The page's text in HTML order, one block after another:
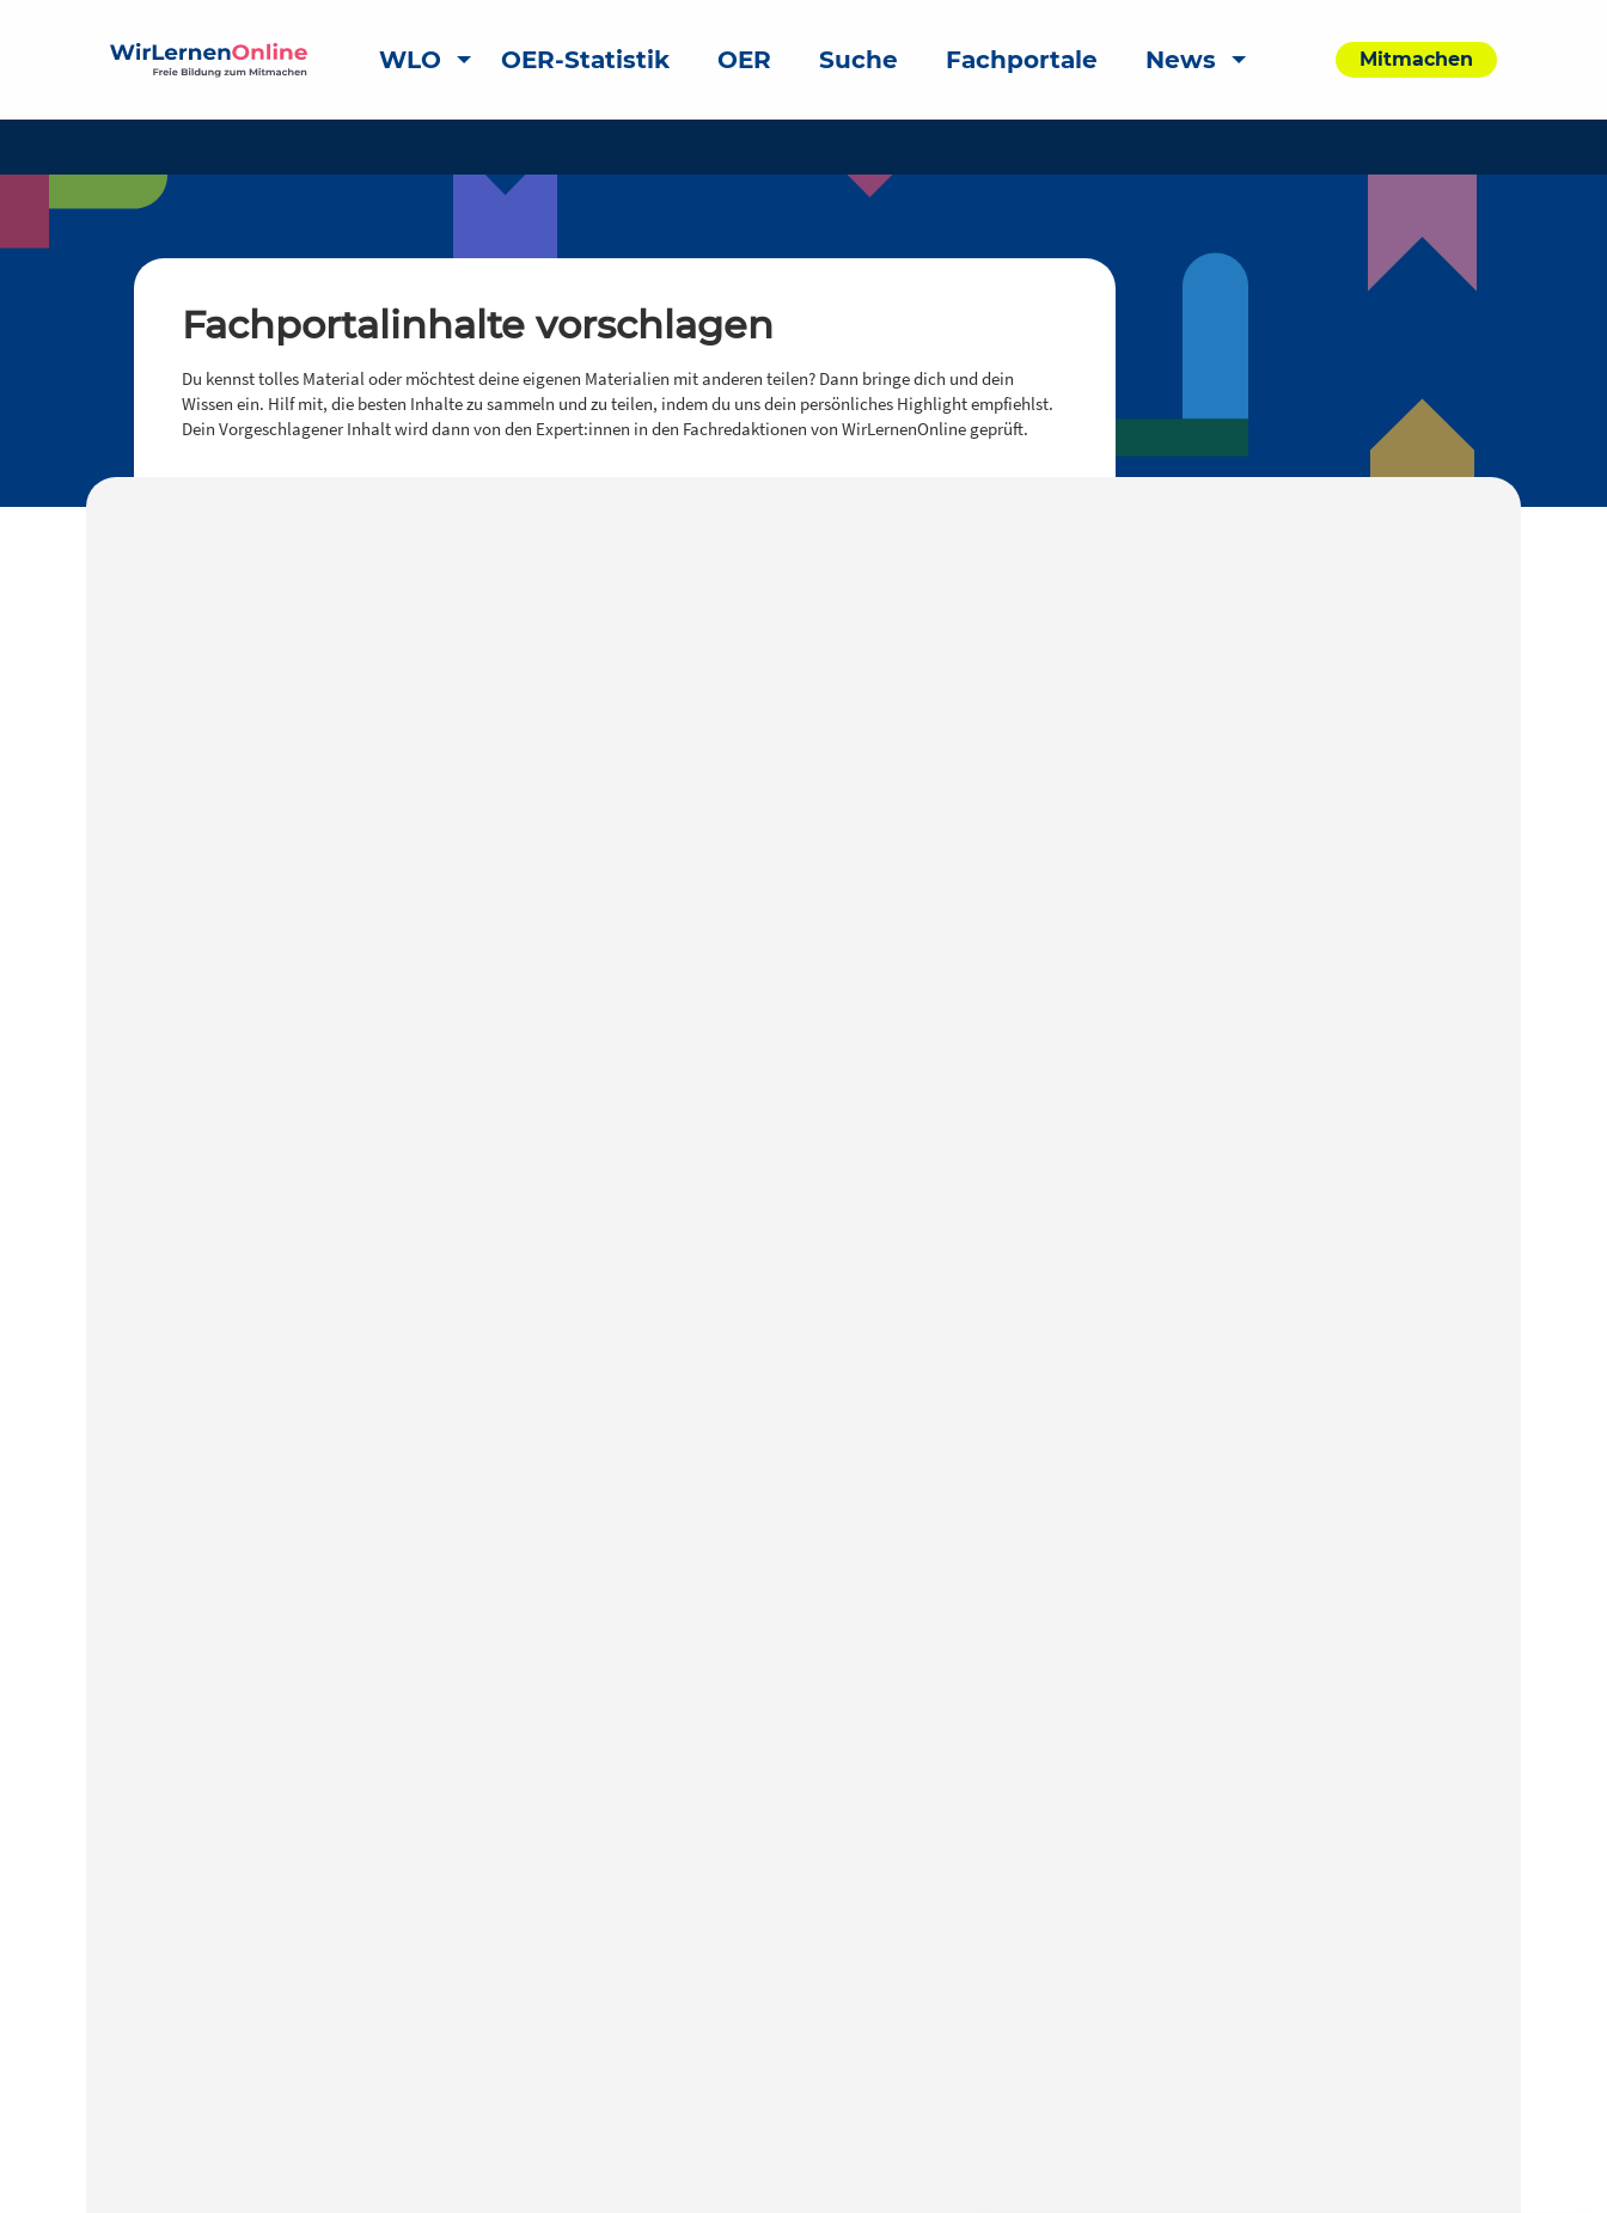
WLO OER-Statistik OER Suche Fachportale News Mitmachen
Fachportalinhalte vorschlagen
Du kennst tolles Material oder möchtest deine eigenen Materialien mit anderen teilen? Dann bringe dich und dein
Wissen ein. Hilf mit, die besten Inhalte zu sammeln und zu teilen, indem du uns dein persönliches Highlight empfiehlst.
Dein Vorgeschlagener Inhalt wird dann von den Expert:innen in den Fachredaktionen von WirLernenOnline geprüft.